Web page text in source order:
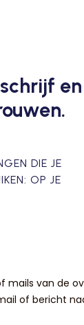
en
DIE JE
OP JE
mails van de
of bericht